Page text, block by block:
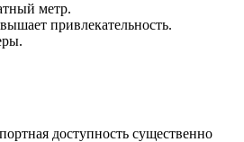
метр.
привлекательность.
доступность существенно